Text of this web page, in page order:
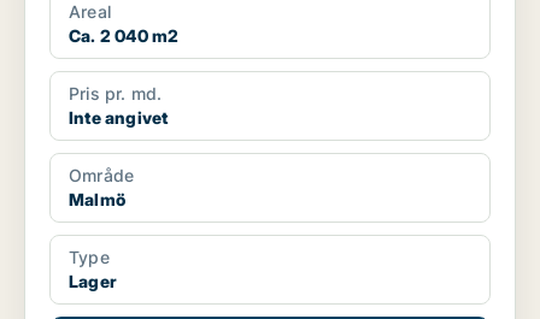
Areal
Ca. 2 040 m2
Pris pr. md.
Inte angivet
Område
Malmö
Type
Lager